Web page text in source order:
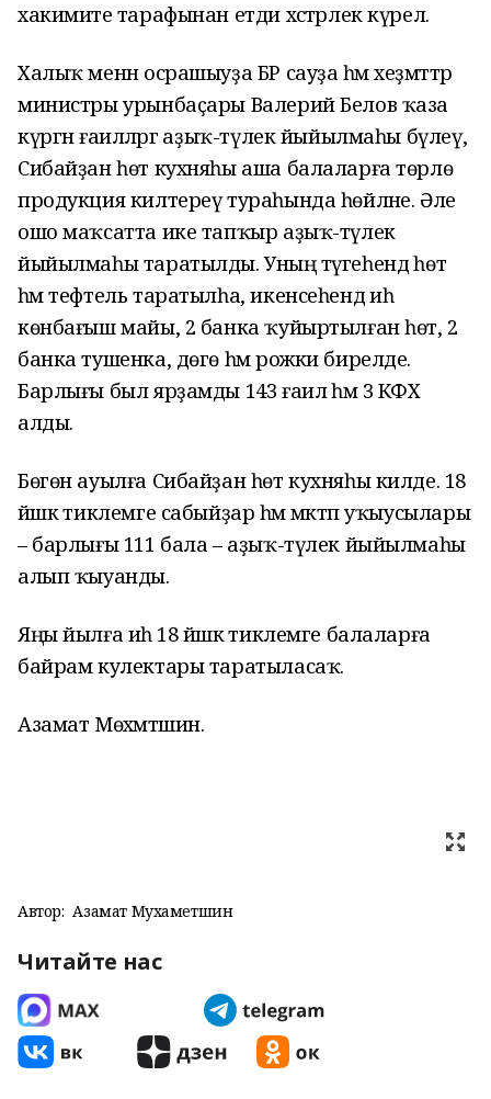
хакимиәте тарафынан етди хәстәрлек күрелә.
Халыҡ менән осрашыуҙа БР сауҙа һәм хеҙмәттәр
министры урынбаҫары Валерий Белов ҡаза
күргән ғаиләләргә аҙыҡ-түлек йыйылмаһы бүлеү,
Сибайҙан һөт кухняһы аша балаларға төрлө
продукция килтереү тураһында һөйләне. Әле
ошо маҡсатта ике тапҡыр аҙыҡ-түлек
йыйылмаһы таратылды. Уның тәүгеһендә һөт
һәм тефтель таратылһа, икенсеһендә иһә
көнбағыш майы, 2 банка ҡуйыртылған һөт, 2
банка тушенка, дөгө һәм рожки бирелде.
Барлығы был ярҙамды 143 ғаилә һәм 3 КФХ
алды.
Бөгөн ауылға Сибайҙан һөт кухняһы килде. 18
йәшкә тиклемге сабыйҙар һәм мәктәп уҡыусылары
– барлығы 111 бала – аҙыҡ-түлек йыйылмаһы
алып ҡыуанды.
Яңы йылға иһә 18 йәшкә тиклемге балаларға
байрам кулектары таратыласаҡ.
Азамат Мөхәмәтшин.
Автор: Азамат Мухаметшин
Читайте нас